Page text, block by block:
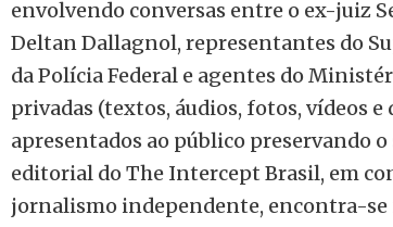
envolvendo conversas entre o ex-juiz
Deltan Dallagnol, representantes do
da Polícia Federal e agentes do
privadas (textos, áudios, fotos, vídeos
apresentados ao público preservando
editorial do The Intercept Brasil, em
jornalismo independente, encontra-